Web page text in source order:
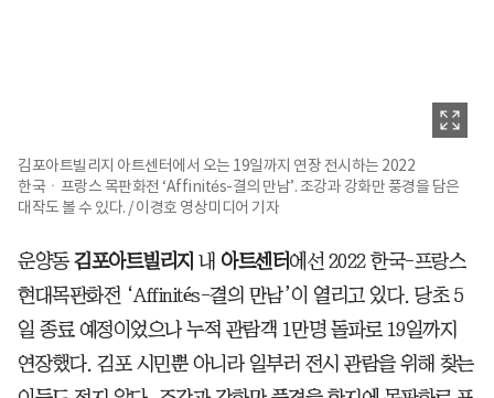
김포아트빌리지 아트센터에서 오는 19일까지 연장 전시하는 2022
한국ㆍ프랑스 목판화전 ‘Affinités-결의 만남’. 조강과 강화만 풍경을 담은
대작도 볼 수 있다. / 이경호 영상미디어 기자
운양동 김포아트빌리지 내 아트센터에선 2022 한국-프랑스
현대목판화전 ‘Affinités-결의 만남’이 열리고 있다. 당초 5
일 종료 예정이었으나 누적 관람객 1만명 돌파로 19일까지
연장했다. 김포 시민뿐 아니라 일부러 전시 관람을 위해 찾는